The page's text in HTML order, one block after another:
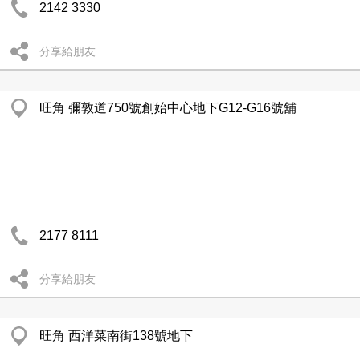
2142 3330
分享給朋友
旺角 彌敦道750號創始中心地下G12-G16號舖
2177 8111
分享給朋友
旺角 西洋菜南街138號地下